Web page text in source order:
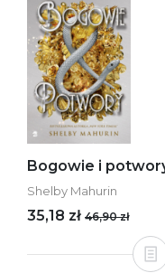
Bogowie i
Shelby Mahurin
35,18 zł 46,90 zł